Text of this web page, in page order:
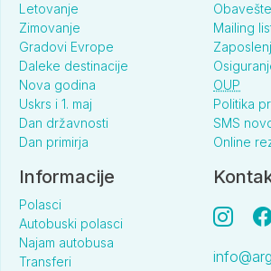
Letovanje
Zimovanje
Gradovi Evrope
Daleke destinacije
Nova godina
Uskrs i 1. maj
Dan državnosti
Dan primirja
Mailing
OUP
Politika
SMS
Online
Informacije
Polasci
Autobuski polasci
Najam autobusa
Transferi